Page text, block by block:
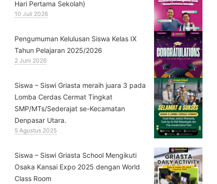
Hari Pertama Sekolah)
10 Juli 2026
Pengumuman Kelulusan Siswa Kelas IX
Tahun Pelajaran 2025/2026
2 Juni 2026
Siswa – Siswi Griasta meraih juara 3 pada
Lomba Cerdas Cermat Tingkat
SMP/MTs/Sederajat se-Kecamatan
Denpasar Utara.
5 Agustus 2025
Siswa – Siswi Griasta School Mengikuti
Osaka Kansai Expo 2025 dengan World
Class Room